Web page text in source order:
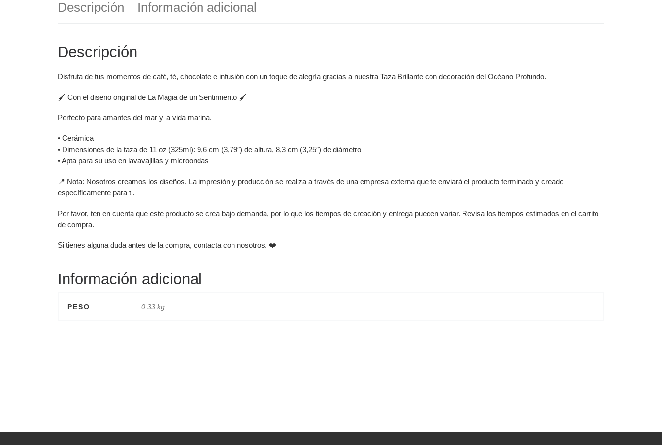
Descripción Información adicional
Descripción
Disfruta de tus momentos de café, té, chocolate e infusión con un toque de alegría gracias a nuestra Taza Brillante con decoración del Océano Profundo.
🖌️ Con el diseño original de La Magia de un Sentimiento 🖌️
Perfecto para amantes del mar y la vida marina.
• Cerámica
• Dimensiones de la taza de 11 oz (325ml): 9,6 cm (3,79″) de altura, 8,3 cm (3,25″) de diámetro
• Apta para su uso en lavavajillas y microondas
📍 Nota: Nosotros creamos los diseños. La impresión y producción se realiza a través de una empresa externa que te enviará el producto terminado y creado
específicamente para ti.
Por favor, ten en cuenta que este producto se crea bajo demanda, por lo que los tiempos de creación y entrega pueden variar. Revisa los tiempos estimados en el carrito
de compra.
Si tienes alguna duda antes de la compra, contacta con nosotros. ❤️
Información adicional
PESO 0,33 kg